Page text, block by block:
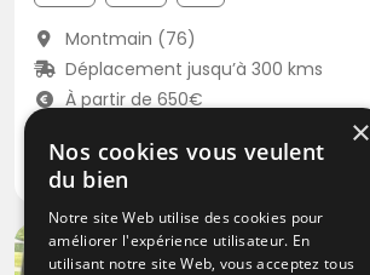
Montmain (76)
Déplacement jusqu’à 300 kms
À partir de 650€
Contacter
×
Nos cookies vous veulent
du bien
Notre site Web utilise des cookies pour
améliorer l'expérience utilisateur. En
utilisant notre site Web, vous acceptez tous